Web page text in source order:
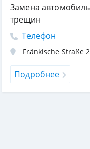
Замена
трещин
Телефон
Fränkische Straße
Подробнее